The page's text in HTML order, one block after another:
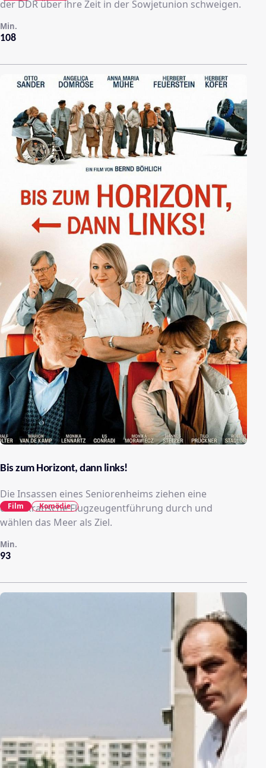
der DDR über ihre Zeit in der Sowjetunion schweigen.
108
Min.
Bis zum Horizont, dann links!
Die Insassen eines Seniorenheims ziehen eine
demokratische Flugzeugentführung durch und
wählen das Meer als Ziel.
93
Min.
Film Komödie